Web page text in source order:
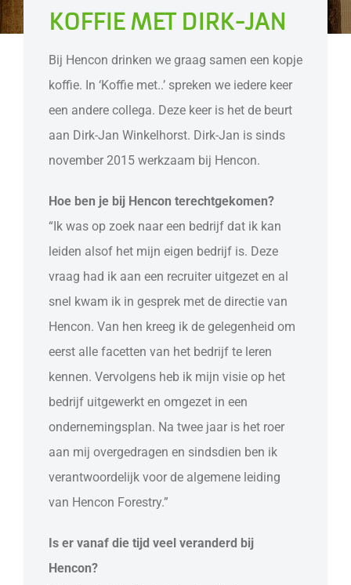
KOFFIE MET DIRK-JAN
Bij Hencon drinken we graag samen een kopje
koffie. In ‘Koffie met..’ spreken we iedere keer
een andere collega. Deze keer is het de beurt
aan Dirk-Jan Winkelhorst. Dirk-Jan is sinds
november 2015 werkzaam bij Hencon.
Hoe ben je bij Hencon terechtgekomen?
“Ik was op zoek naar een bedrijf dat ik kan
leiden alsof het mijn eigen bedrijf is. Deze
vraag had ik aan een recruiter uitgezet en al
snel kwam ik in gesprek met de directie van
Hencon. Van hen kreeg ik de gelegenheid om
eerst alle facetten van het bedrijf te leren
kennen. Vervolgens heb ik mijn visie op het
bedrijf uitgewerkt en omgezet in een
ondernemingsplan. Na twee jaar is het roer
aan mij overgedragen en sindsdien ben ik
verantwoordelijk voor de algemene leiding
van Hencon Forestry.”
Is er vanaf die tijd veel veranderd bij
Hencon?